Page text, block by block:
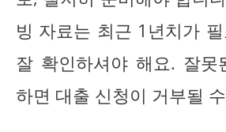
빙 자료는 최근 1년치가
잘 확인하셔야 해요. 잘못
하면 대출 신청이 거부될